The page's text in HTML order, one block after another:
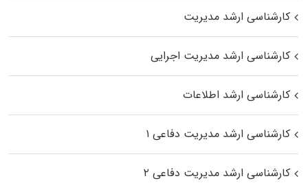
کارشناسی ارشد مدیریت
کارشناسی ارشد مدیریت اجرایی
کارشناسی ارشد اطلاعات
کارشناسی ارشد مدیریت دفاعی ۱
کارشناسی ارشد مدیریت دفاعی ۲